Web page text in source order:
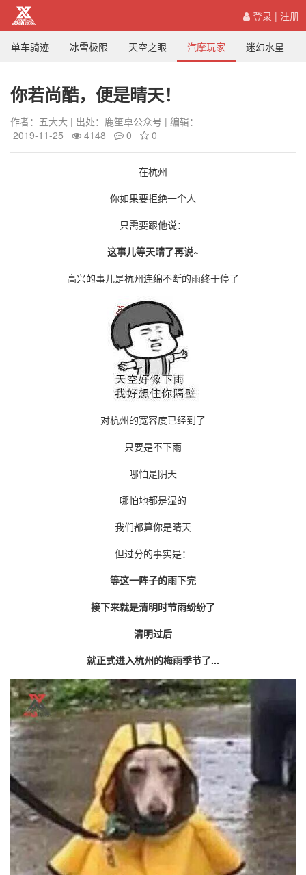
登录 | 注册
单车骑迹 冰雪极限 天空之眼 汽摩玩家 迷幻水星
你若尚酷，便是晴天！
作者：五大大 | 出处：鹿笙卓公众号 | 编辑：
2019-11-25
4148 0 0
在杭州
你如果要拒绝一个人
只需要跟他说：
这事儿等天晴了再说~
高兴的事儿是杭州连绵不断的雨终于停了
对杭州的宽容度已经到了
只要是不下雨
哪怕是阴天
哪怕地都是湿的
我们都算你是晴天
但过分的事实是：
等这一阵子的雨下完
接下来就是清明时节雨纷纷了
清明过后
就正式进入杭州的梅雨季节了...